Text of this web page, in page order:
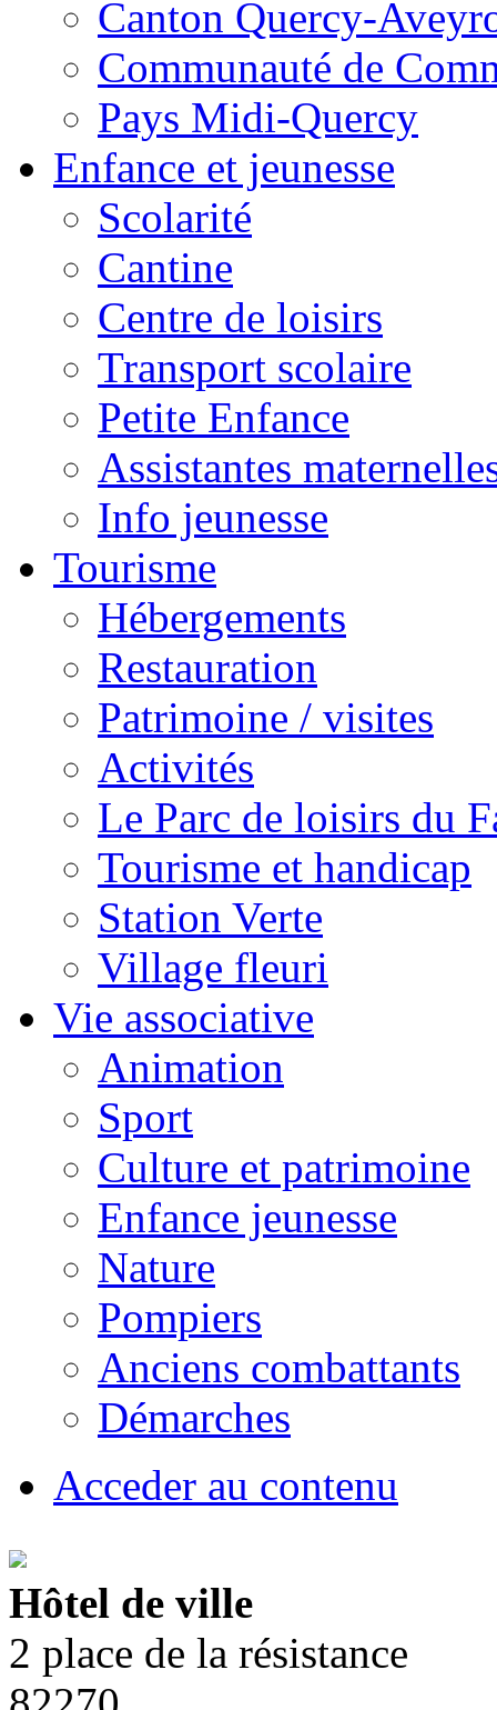
Canton Quercy-
Communauté de
Pays Midi-Quercy
Enfance et jeunesse
Scolarité
Cantine
Centre de loisirs
Transport scolaire
Petite Enfance
Assistantes
Info jeunesse
Tourisme
Hébergements
Restauration
Patrimoine / visites
Activités
Le Parc de loisirs du
Tourisme et handicap
Station Verte
Village fleuri
Vie associative
Animation
Sport
Culture et patrimoine
Enfance jeunesse
Nature
Pompiers
Anciens combattants
Démarches
Acceder au contenu
Hôtel de ville
2 place de la résistance